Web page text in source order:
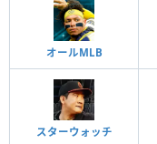
オールMLB
スターウォッチ